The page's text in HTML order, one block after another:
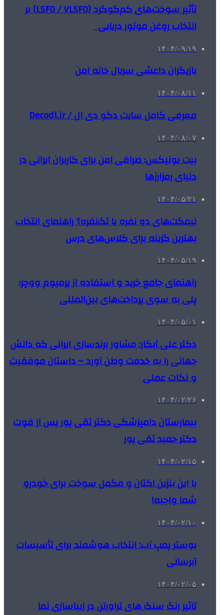
تأثیر سوخت‌های کم‌گوگرد (LSFO / VLSFO) بر
انتخاب روغن موتور دریایی
۱۴۰۴/۰۹/۱۹
بازیگران داعشی سریال خانه امن
۱۴۰۴/۰۸/۱۱
معرفی کامل سایت دکو دی ال / Decodl.ir
۱۴۰۴/۰۸/۰۷
بیت یونیکس؛ صرافی امن برای کاربران ایرانی در
دنیای رمزارزها
۱۴۰۴/۰۵/۲۱
نیمکت‌های دو نفره یا تک‌نفره؟ راهنمای انتخاب
بهترین گزینه برای کلاس‌های درس
۱۴۰۴/۰۵/۱۹
راهنمای جامع خرید و استفاده از پرمیوم ووچر؛
پلی به سوی پرداخت‌های بین‌المللی
۱۴۰۴/۰۵/۰۱
دکتر علی آبکار: مشاور برندسازی ایرانی که دانش
جهانی را به خدمت وطن آورد – داستان موفقیت
و نکات عملی
۱۴۰۴/۰۲/۲۶
بیمارستان دامپزشکی دکتر تقی پور پس از فوت
دکتر حمید تقی پور
۱۴۰۴/۰۲/۱۵
با این بنزین اکتان و مکمل سوخت برای خودرو
شما واجبه!
۱۴۰۴/۰۲/۱۰
بوستر پمپ آب: انتخاب هوشمند برای تأسیسات
آبرسانی
۱۴۰۴/۰۲/۰۵
تاثیر رنگ سنگ های تراورتن در زیباسازی نما